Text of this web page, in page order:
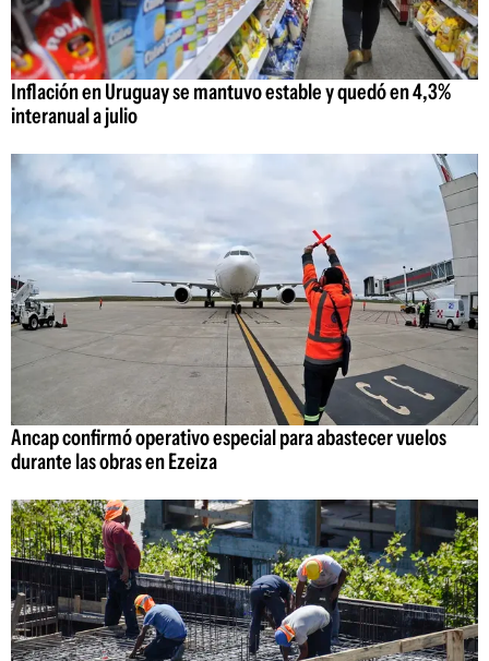
Inflación en Uruguay se mantuvo estable y quedó en 4,3%
interanual a julio
Ancap confirmó operativo especial para abastecer vuelos
durante las obras en Ezeiza